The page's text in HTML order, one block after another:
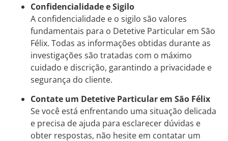
Confidencialidade e Sigilo
A confidencialidade e o sigilo são valores
fundamentais para o Detetive Particular em São
Félix. Todas as informações obtidas durante as
investigações são tratadas com o máximo
cuidado e discrição, garantindo a privacidade e
segurança do cliente.
Contate um Detetive Particular em São Félix
Se você está enfrentando uma situação delicada
e precisa de ajuda para esclarecer dúvidas e
obter respostas, não hesite em contatar um